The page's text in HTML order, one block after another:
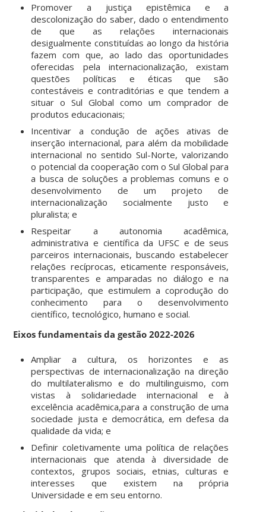
Promover a justiça epistêmica e a
descolonização do saber, dado o entendimento
de que as relações internacionais
desigualmente constituídas ao longo da história
fazem com que, ao lado das oportunidades
oferecidas pela internacionalização, existam
questões políticas e éticas que são
contestáveis e contraditórias e que tendem a
situar o Sul Global como um comprador de
produtos educacionais;
Incentivar a condução de ações ativas de
inserção internacional, para além da mobilidade
internacional no sentido Sul-Norte, valorizando
o potencial da cooperação com o Sul Global para
a busca de soluções a problemas comuns e o
desenvolvimento de um projeto de
internacionalização socialmente justo e
pluralista; e
Respeitar a autonomia acadêmica,
administrativa e científica da UFSC e de seus
parceiros internacionais, buscando estabelecer
relações recíprocas, eticamente responsáveis,
transparentes e amparadas no diálogo e na
participação, que estimulem a coprodução do
conhecimento para o desenvolvimento
científico, tecnológico, humano e social.
Eixos fundamentais da gestão 2022-2026
Ampliar a cultura, os horizontes e as
perspectivas de internacionalização na direção
do multilateralismo e do multilinguismo, com
vistas à solidariedade internacional e à
excelência acadêmica,para a construção de uma
sociedade justa e democrática, em defesa da
qualidade da vida; e
Definir coletivamente uma política de relações
internacionais que atenda à diversidade de
contextos, grupos sociais, etnias, culturas e
interesses que existem na própria
Universidade e em seu entorno.